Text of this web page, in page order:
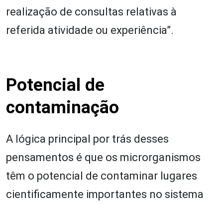
realização de consultas relativas à
referida atividade ou experiência”.
Potencial de
contaminação
A lógica principal por trás desses
pensamentos é que os microrganismos
têm o potencial de contaminar lugares
cientificamente importantes no sistema